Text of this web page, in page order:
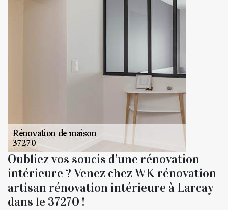
Oubliez vos soucis d’une rénovation
intérieure ? Venez chez WK rénovation
artisan rénovation intérieure à Larcay
dans le 37270 !